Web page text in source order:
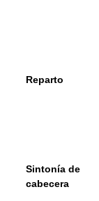
Reparto
Sintonía de
cabecera